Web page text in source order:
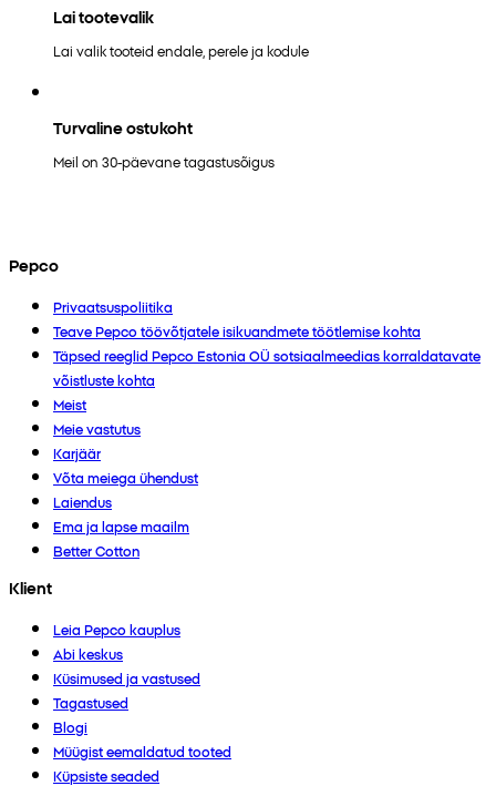
Lai tootevalik
Lai valik tooteid endale, perele ja kodule
Turvaline ostukoht
Meil on 30-päevane tagastusõigus
Pepco
Privaatsuspoliitika
Teave Pepco töövõtjatele isikuandmete töötlemise kohta
Täpsed reeglid Pepco Estonia OÜ sotsiaalmeedias korraldatavate
võistluste kohta
Meist
Meie vastutus
Karjäär
Võta meiega ühendust
Laiendus
Ema ja lapse maailm
Better Cotton
Klient
Leia Pepco kauplus
Abi keskus
Küsimused ja vastused
Tagastused
Blogi
Müügist eemaldatud tooted
Küpsiste seaded